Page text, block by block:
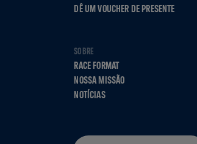
DÊ UM VOUCHER DE PRESENTE
SOBRE
RACE FORMAT
NOSSA MISSÃO
NOTÍCIAS